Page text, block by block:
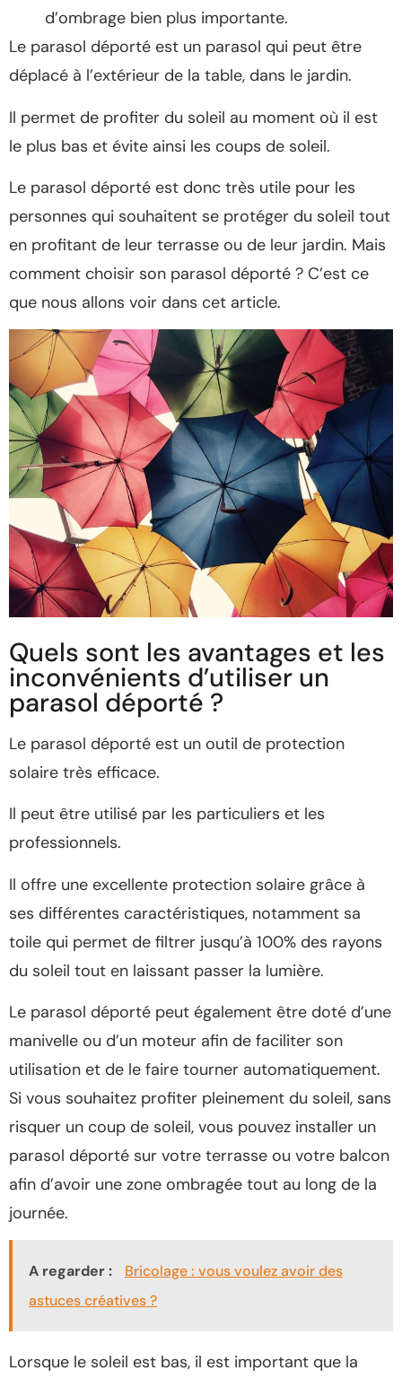
d’ombrage bien plus importante.
Le parasol déporté est un parasol qui peut être
déplacé à l’extérieur de la table, dans le jardin.
Il permet de profiter du soleil au moment où il est
le plus bas et évite ainsi les coups de soleil.
Le parasol déporté est donc très utile pour les
personnes qui souhaitent se protéger du soleil tout
en profitant de leur terrasse ou de leur jardin. Mais
comment choisir son parasol déporté ? C’est ce
que nous allons voir dans cet article.
Quels sont les avantages et les
inconvénients d’utiliser un
parasol déporté ?
Le parasol déporté est un outil de protection
solaire très efficace.
Il peut être utilisé par les particuliers et les
professionnels.
Il offre une excellente protection solaire grâce à
ses différentes caractéristiques, notamment sa
toile qui permet de filtrer jusqu’à 100% des rayons
du soleil tout en laissant passer la lumière.
Le parasol déporté peut également être doté d’une
manivelle ou d’un moteur afin de faciliter son
utilisation et de le faire tourner automatiquement.
Si vous souhaitez profiter pleinement du soleil, sans
risquer un coup de soleil, vous pouvez installer un
parasol déporté sur votre terrasse ou votre balcon
afin d’avoir une zone ombragée tout au long de la
journée.
A regarder :
Bricolage : vous voulez avoir des
astuces créatives ?
Lorsque le soleil est bas, il est important que la